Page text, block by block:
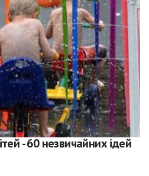
- 60 незвичайних ідей